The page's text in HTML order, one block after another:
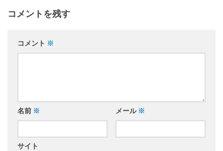
コメントを残す
コメント ※
名前 ※ メール ※
サイト